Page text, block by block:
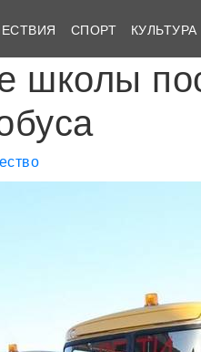
СПОРТ КУЛЬТУРА
школы